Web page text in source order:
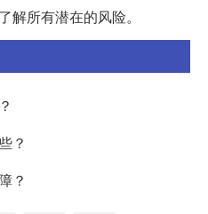
解所有潜在的风险。
？
？